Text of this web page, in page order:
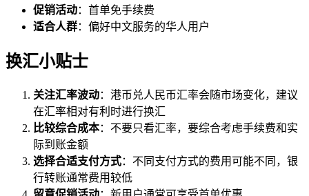
促销活动：首单免手续费
适合人群：偏好中文服务的华人用户
换汇小贴士
关注汇率波动：港币兑人民币汇率会随市场变化，建议
在汇率相对有利时进行换汇
比较综合成本：不要只看汇率，要综合考虑手续费和实
际到账金额
选择合适支付方式：不同支付方式的费用可能不同，银
行转账通常费用较低